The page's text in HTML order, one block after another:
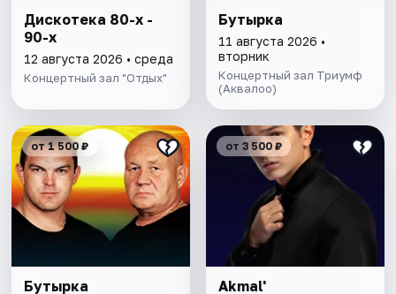
Дискотека 80-х -
90-х
12 августа 2026 • среда
Концертный зал "Отдых"
Бутырка
11 августа 2026 •
вторник
Концертный зал Триумф
(Аквалоо)
от 1 500 ₽
Бутырка
от 3 500 ₽
Akmal'